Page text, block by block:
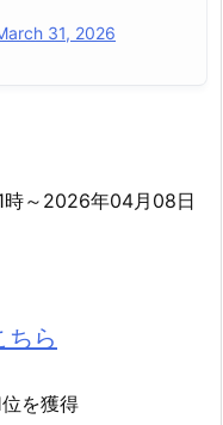
31, 2026
時～2026年04月08日
ちら
位を獲得